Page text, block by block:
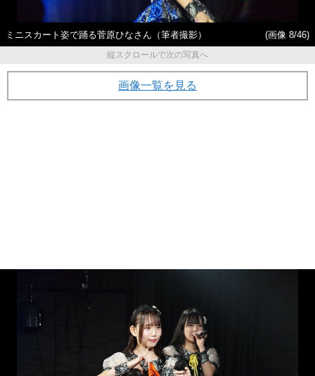
ミニスカート姿で踊る菅原ひなさん（筆者撮影）
(画像 8/46)
縦スクロールで次の写真へ
画像一覧を見る